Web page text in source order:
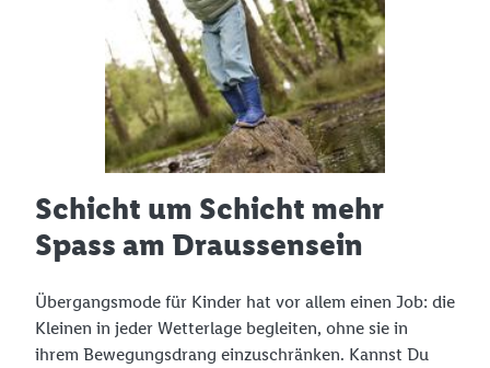
Schicht um Schicht mehr
Spass am Draussensein
Übergangsmode für Kinder hat vor allem einen Job: die
Kleinen in jeder Wetterlage begleiten, ohne sie in
ihrem Bewegungsdrang einzuschränken. Kannst Du